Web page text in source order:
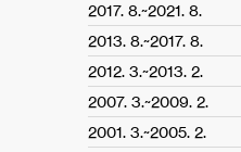
2017. 8.~2021. 8.
2013. 8.~2017. 8.
2012. 3.~2013. 2.
2007. 3.~2009. 2.
2001. 3.~2005. 2.